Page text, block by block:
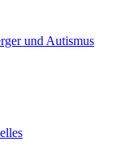
und Autismus